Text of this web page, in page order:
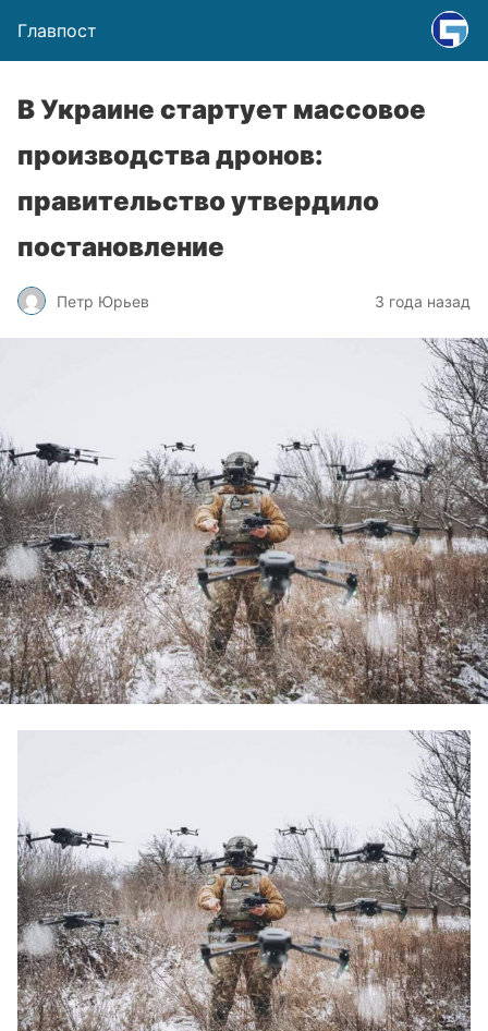
Главпост
В Украине стартует массовое
производства дронов:
правительство утвердило
постановление
Петр Юрьев 3 года назад